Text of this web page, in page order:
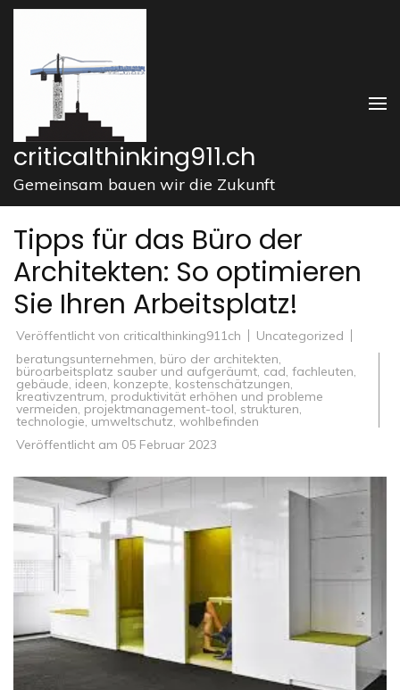
Zum
springen
drücken)
criticalthinking911.ch
Gemeinsam bauen wir die Zukunft
Tipps für das Büro der
Architekten: So optimieren
Sie Ihren Arbeitsplatz!
Veröffentlicht von criticalthinking911ch
Uncategorized
beratungsunternehmen, büro der architekten,
büroarbeitsplatz sauber und aufgeräumt, cad, fachleuten,
gebäude, ideen, konzepte, kostenschätzungen,
kreativzentrum, produktivität erhöhen und probleme
vermeiden, projektmanagement-tool, strukturen,
technologie, umweltschutz, wohlbefinden
Veröffentlicht am 05 Februar 2023